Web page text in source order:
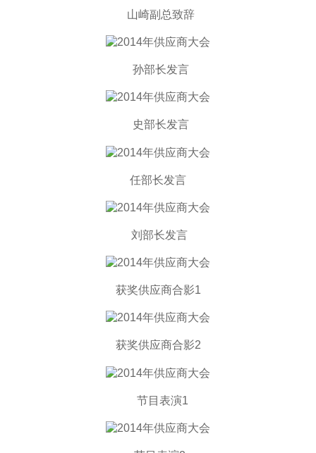
山崎副总致辞
孙部长发言
史部长发言
任部长发言
刘部长发言
获奖供应商合影1
获奖供应商合影2
节目表演1